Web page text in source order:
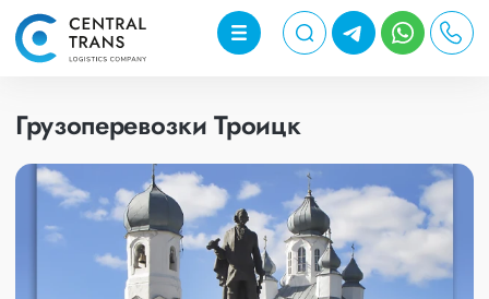
Грузоперевозки Троицк